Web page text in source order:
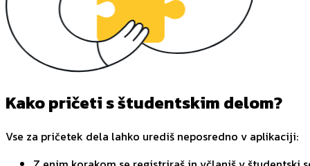
Kako pričeti s študentskim delom?
Vse za pričetek dela lahko urediš neposredno v aplikaciji: